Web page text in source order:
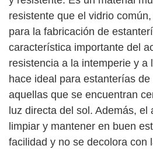
resistente que el vidrio
para la fabricación de
característica importante del
resistencia a la intemperie y a
hace ideal para estanterías
aquellas que se encuentran
luz directa del sol. Además,
limpiar y mantener en buen
facilidad y no se decolora con